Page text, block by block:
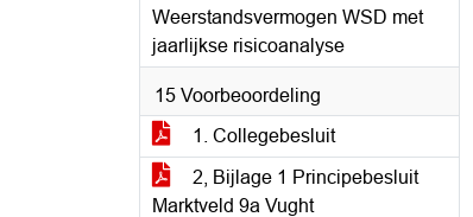
Weerstandsvermogen WSD met
jaarlijkse risicoanalyse
15 Voorbeoordeling
1. Collegebesluit
2, Bijlage 1 Principebesluit
Marktveld 9a Vught